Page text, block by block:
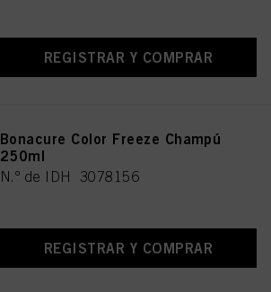
REGISTRAR Y COMPRAR
Bonacure Color Freeze Champú
250ml
N.º de IDH 3078156
REGISTRAR Y COMPRAR